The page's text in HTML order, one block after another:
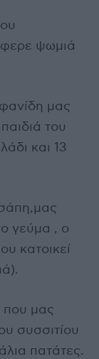
ψωμιά
μας
του
και 13
γεύμα , ο
κατοικεί
μας
συσσιτίου
πατάτες.